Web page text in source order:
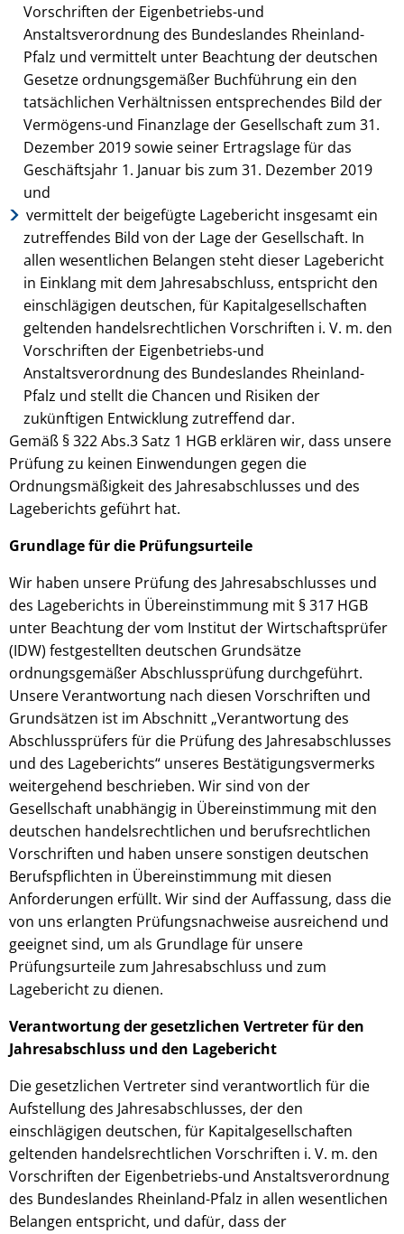
Vorschriften der Eigenbetriebs-und
Anstaltsverordnung des Bundeslandes Rheinland-
Pfalz und vermittelt unter Beachtung der deutschen
Gesetze ordnungsgemäßer Buchführung ein den
tatsächlichen Verhältnissen entsprechendes Bild der
Vermögens-und Finanzlage der Gesellschaft zum 31.
Dezember 2019 sowie seiner Ertragslage für das
Geschäftsjahr 1. Januar bis zum 31. Dezember 2019
und
vermittelt der beigefügte Lagebericht insgesamt ein
zutreffendes Bild von der Lage der Gesellschaft. In
allen wesentlichen Belangen steht dieser Lagebericht
in Einklang mit dem Jahresabschluss, entspricht den
einschlägigen deutschen, für Kapitalgesellschaften
geltenden handelsrechtlichen Vorschriften i. V. m. den
Vorschriften der Eigenbetriebs-und
Anstaltsverordnung des Bundeslandes Rheinland-
Pfalz und stellt die Chancen und Risiken der
zukünftigen Entwicklung zutreffend dar.
Gemäß § 322 Abs.3 Satz 1 HGB erklären wir, dass unsere
Prüfung zu keinen Einwendungen gegen die
Ordnungsmäßigkeit des Jahresabschlusses und des
Lageberichts geführt hat.
Grundlage für die Prüfungsurteile
Wir haben unsere Prüfung des Jahresabschlusses und
des Lageberichts in Übereinstimmung mit § 317 HGB
unter Beachtung der vom Institut der Wirtschaftsprüfer
(IDW) festgestellten deutschen Grundsätze
ordnungsgemäßer Abschlussprüfung durchgeführt.
Unsere Verantwortung nach diesen Vorschriften und
Grundsätzen ist im Abschnitt „Verantwortung des
Abschlussprüfers für die Prüfung des Jahresabschlusses
und des Lageberichts“ unseres Bestätigungsvermerks
weitergehend beschrieben. Wir sind von der
Gesellschaft unabhängig in Übereinstimmung mit den
deutschen handelsrechtlichen und berufsrechtlichen
Vorschriften und haben unsere sonstigen deutschen
Berufspflichten in Übereinstimmung mit diesen
Anforderungen erfüllt. Wir sind der Auffassung, dass die
von uns erlangten Prüfungsnachweise ausreichend und
geeignet sind, um als Grundlage für unsere
Prüfungsurteile zum Jahresabschluss und zum
Lagebericht zu dienen.
Verantwortung der gesetzlichen Vertreter für den
Jahresabschluss und den Lagebericht
Die gesetzlichen Vertreter sind verantwortlich für die
Aufstellung des Jahresabschlusses, der den
einschlägigen deutschen, für Kapitalgesellschaften
geltenden handelsrechtlichen Vorschriften i. V. m. den
Vorschriften der Eigenbetriebs-und Anstaltsverordnung
des Bundeslandes Rheinland-Pfalz in allen wesentlichen
Belangen entspricht, und dafür, dass der